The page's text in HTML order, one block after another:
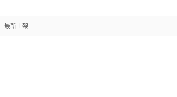
最新上架